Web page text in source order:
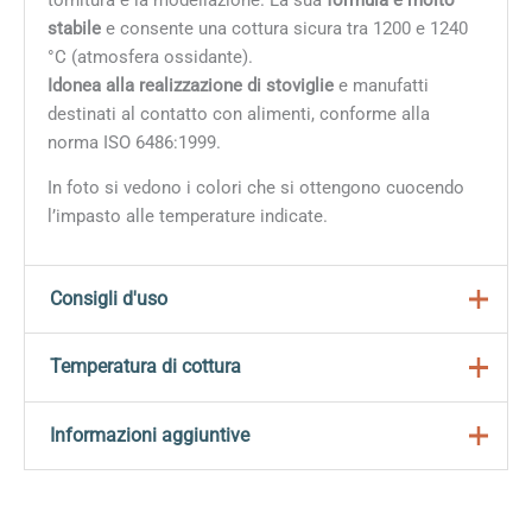
stabilee consente una cottura sicura tra 1200 e 1240
°C (atmosfera ossidante).
Idonea alla realizzazione di stovigliee manufatti
destinati al contatto con alimenti, conforme alla
norma ISO 6486:1999.
In foto si vedono i colori che si ottengono cuocendo
l’impasto alle temperature indicate.
Consigli d'uso
Idoneo alla realizzazione di stoviglie e manufatti
norma ISO 6486:1999.
Prestazioni eccellenti per tornitura e modellazione.
Temperatura di cottura
Temperatura di cottura: 1200-1240 ºC*
Informazioni aggiuntive